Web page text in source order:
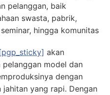
pelanggan, baik
swasta, pabrik,
hingga komunitas
akan
model dan
dengan
yang rapi. Dengan